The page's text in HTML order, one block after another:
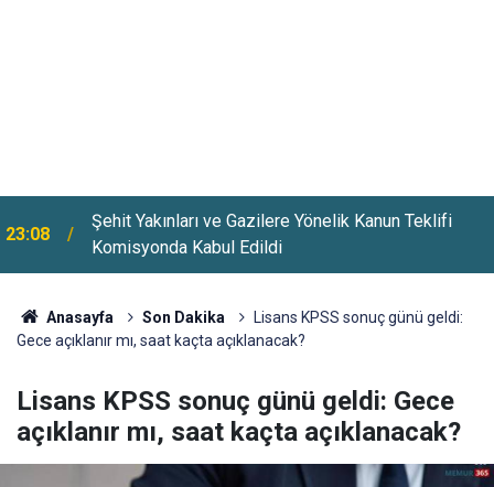
Komisyonda Kabul Edildi
22:26
Üsküdar'da Bazı Yollar 5-7 Ağustos Tarihlerinde
Trafiğe Kapatılacak
Anasayfa Son Dakika
Lisans KPSS sonuç günü geldi:
Gece açıklanır mı, saat kaçta açıklanacak?
Lisans KPSS sonuç günü geldi: Gece
açıklanır mı, saat kaçta açıklanacak?